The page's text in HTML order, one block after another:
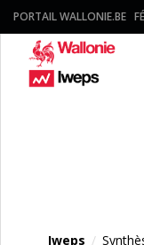
PORTAIL WALLONIE.BE
Iweps /